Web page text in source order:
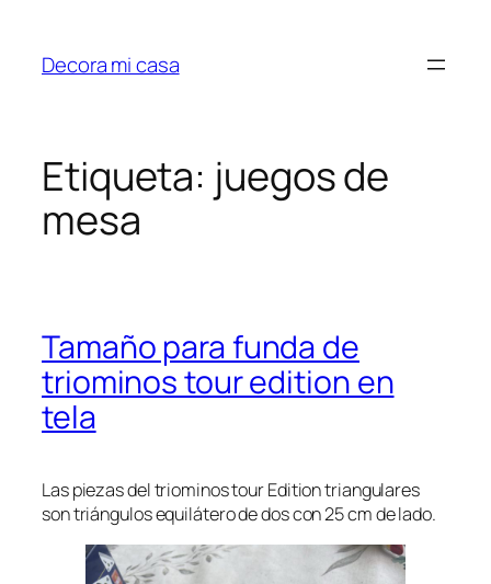
contenido
Decora mi casa
Etiqueta: juegos de
mesa
Tamaño para funda de
triominos tour edition en
tela
Las piezas del triominos tour Edition triangulares
son triángulos equilátero de dos con 25 cm de lado.